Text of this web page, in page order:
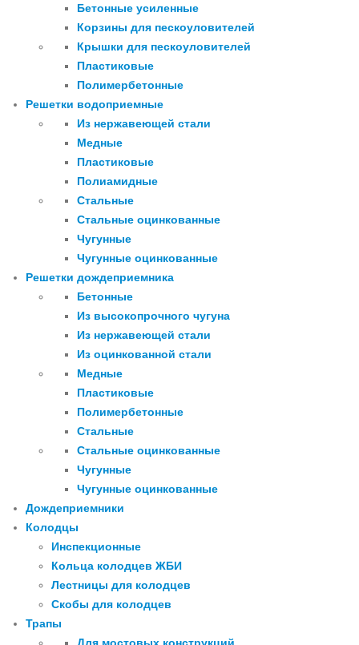
Бетонные усиленные
Корзины для пескоуловителей
Крышки для пескоуловителей
Пластиковые
Полимербетонные
Решетки водоприемные
Из нержавеющей стали
Медные
Пластиковые
Полиамидные
Стальные
Стальные оцинкованные
Чугунные
Чугунные оцинкованные
Решетки дождеприемника
Бетонные
Из высокопрочного чугуна
Из нержавеющей стали
Из оцинкованной стали
Медные
Пластиковые
Полимербетонные
Стальные
Стальные оцинкованные
Чугунные
Чугунные оцинкованные
Дождеприемники
Колодцы
Инспекционные
Кольца колодцев ЖБИ
Лестницы для колодцев
Скобы для колодцев
Трапы